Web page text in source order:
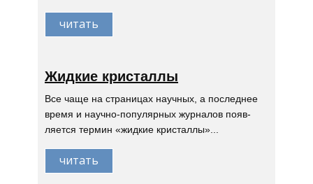
читать
Жидкие кристаллы
Все чаще на страницах научных, а последнее
время и научно-популярных журналов появ-
ляется термин «жидкие кристаллы»...
читать